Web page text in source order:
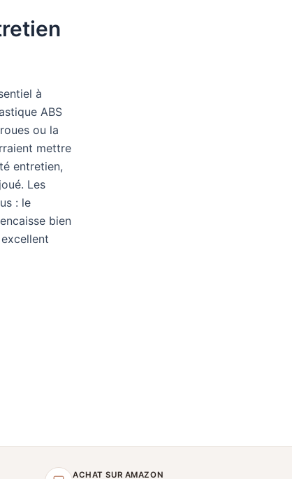
à
ABS
ou la
mettre
entretien,
Les
: le
bien
ACHAT SUR AMAZON